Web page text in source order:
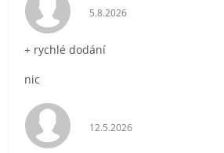
Hodnocení obchodu je 5 z
5.8.2026
+ rychlé dodání
nic
Hodnocení obchodu je 5 z
12.5.2026